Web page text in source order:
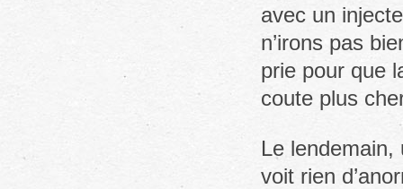
avec un
n’irons pas
prie pour que
coute plus
Le
voit rien